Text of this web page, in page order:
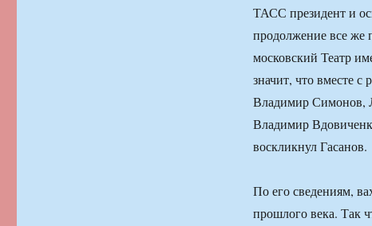
ТАСС президент и
продолжение все же
московский Театр
значит, что вместе
Владимир Симонов,
Владимир
воскликнул Гасанов.
По его сведениям,
прошлого века. Так